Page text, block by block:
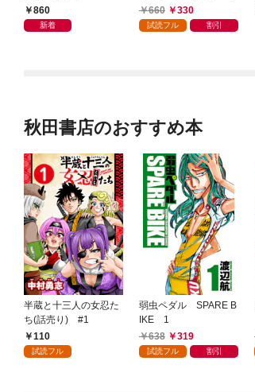
860
新着
660
330
試読フル 割引
秋田書店のおすすめ本
半蔵と十三人の女忍た
ち(話売り) #1
110
試読フル
弱虫ペダル SPARE B
IKE 1
638
319
試読フル 割引